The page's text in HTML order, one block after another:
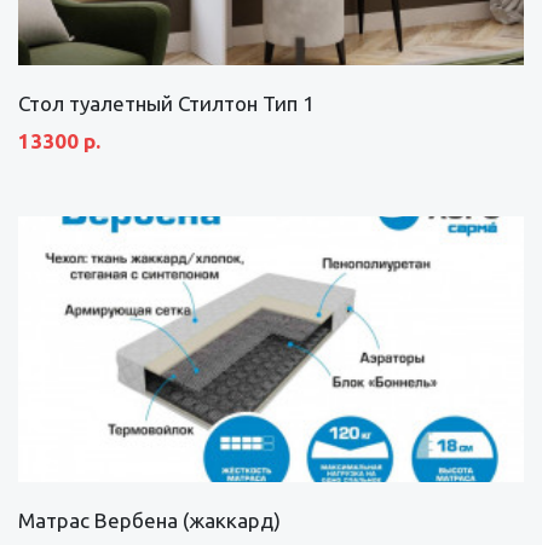
Стол туалетный Стилтон Тип 1
13300 р.
Матрас Вербена (жаккард)